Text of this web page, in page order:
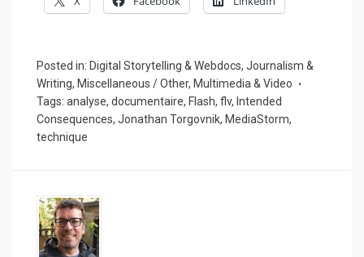
Posted in: Digital Storytelling & Webdocs, Journalism &
Writing, Miscellaneous / Other, Multimedia & Video
Tags: analyse, documentaire, Flash, flv, Intended
Consequences, Jonathan Torgovnik, MediaStorm,
technique